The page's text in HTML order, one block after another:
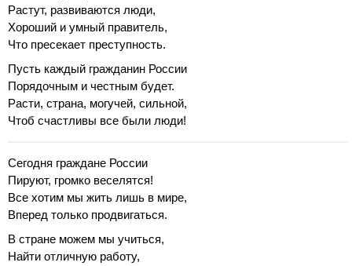
Растут, развиваются люди,
Хороший и умный правитель,
Что пресекает преступность.
Пусть каждый гражданин России
Порядочным и честным будет.
Расти, страна, могучей, сильной,
Чтоб счастливы все были люди!
Сегодня граждане России
Пируют, громко веселятся!
Все хотим мы жить лишь в мире,
Вперед только продвигаться.
В стране можем мы учиться,
Найти отличную работу,